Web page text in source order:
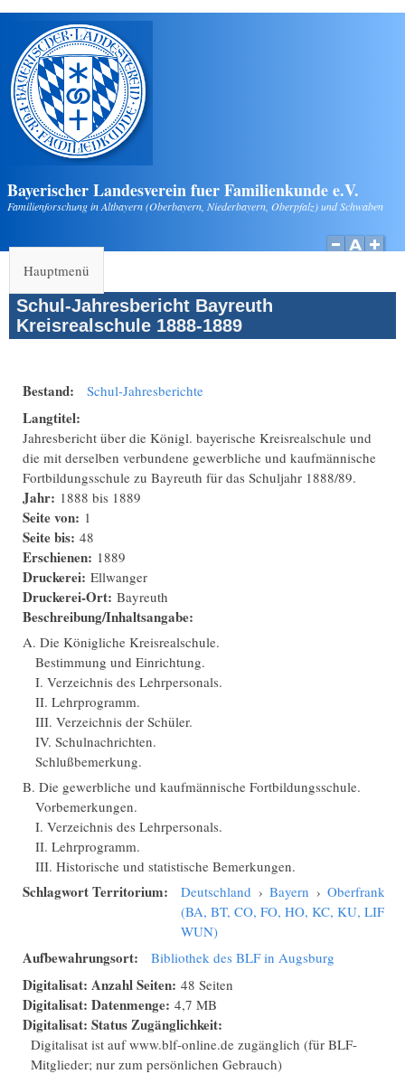
Direkt zum Inhalt
Bayerischer Landesverein fuer Familienkunde e.V.
Familienforschung in Altbayern (Oberbayern, Niederbayern, Oberpfalz) und Schwaben
Hauptmenü
Schul-Jahresbericht Bayreuth
Kreisrealschule 1888-1889
Bestand: Schul-Jahresberichte
Langtitel:
Jahresbericht über die Königl. bayerische Kreisrealschule und
die mit derselben verbundene gewerbliche und kaufmännische
Fortbildungsschule zu Bayreuth für das Schuljahr 1888/89.
Jahr: 1888 bis 1889
Seite von: 1
Seite bis: 48
Erschienen: 1889
Druckerei: Ellwanger
Druckerei-Ort: Bayreuth
Beschreibung/Inhaltsangabe:
A. Die Königliche Kreisrealschule.
Bestimmung und Einrichtung.
I. Verzeichnis des Lehrpersonals.
II. Lehrprogramm.
III. Verzeichnis der Schüler.
IV. Schulnachrichten.
Schlußbemerkung.
B. Die gewerbliche und kaufmännische Fortbildungsschule.
Vorbemerkungen.
I. Verzeichnis des Lehrpersonals.
II. Lehrprogramm.
III. Historische und statistische Bemerkungen.
Schlagwort Territorium: Deutschland › Bayern › Oberfranken
(BA, BT, CO, FO, HO, KC, KU, LIF,
WUN)
Aufbewahrungsort: Bibliothek des BLF in Augsburg
Digitalisat: Anzahl Seiten: 48 Seiten
Digitalisat: Datenmenge: 4,7 MB
Digitalisat: Status Zugänglichkeit:
Digitalisat ist auf www.blf-online.de zugänglich (für BLF-
Mitglieder; nur zum persönlichen Gebrauch)